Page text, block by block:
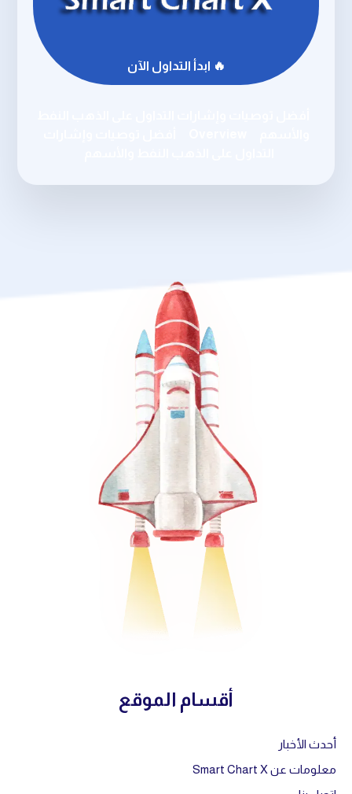
🔥 ابدأ التداول الآن
أقسام الموقع
أحدث الأخبار
معلومات عن Smart Chart X